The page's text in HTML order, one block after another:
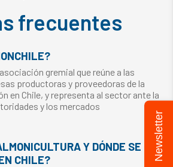
frecuentes
gremial que reúne a las
productoras y proveedoras de la
en Chile, y representa al sector ante la
y los mercados
Y DÓNDE SE
CHILE?
Newsletter